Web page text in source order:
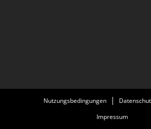
Nutzungsbedingungen
Impressum